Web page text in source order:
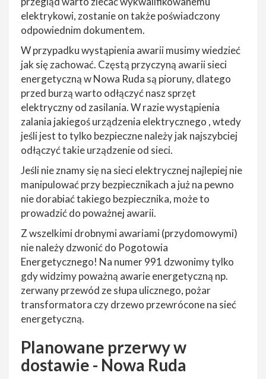
elektrykowi, zostanie on także poświadczony
odpowiednim dokumentem.
W przypadku wystąpienia awarii musimy wiedzieć
jak się zachować. Częstą przyczyną awarii sieci
energetyczną w Nowa Ruda są pioruny, dlatego
przed burzą warto odłączyć nasz sprzęt
elektryczny od zasilania. W razie wystąpienia
zalania jakiegoś urządzenia elektrycznego , wtedy
jeśli jest to tylko bezpieczne należy jak najszybciej
odłączyć takie urządzenie od sieci.
Jeśli nie znamy się na sieci elektrycznej najlepiej nie
manipulować przy bezpiecznikach a już na pewno
nie dorabiać takiego bezpiecznika, może to
prowadzić do poważnej awarii.
Z wszelkimi drobnymi awariami (przydomowymi)
nie należy dzwonić do Pogotowia
Energetycznego! Na numer 991 dzwonimy tylko
gdy widzimy poważną awarie energetyczną np.
zerwany przewód ze słupa ulicznego, pożar
transformatora czy drzewo przewrócone na sieć
energetyczną.
Planowane przerwy w
dostawie - Nowa Ruda